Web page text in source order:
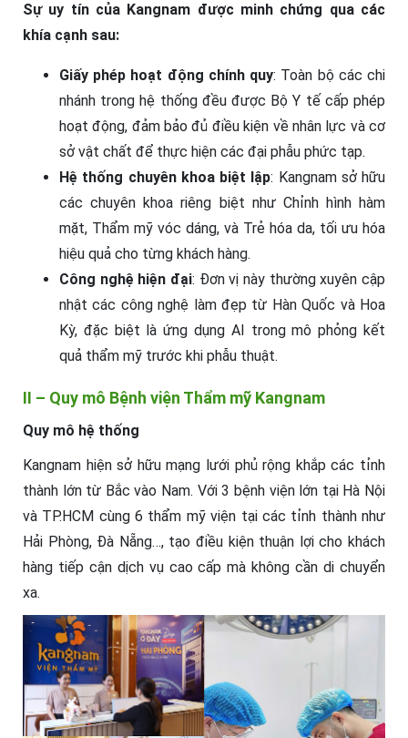
Sự uy tín của Kangnam được minh chứng qua các
khía cạnh sau:
Giấy phép hoạt động chính quy: Toàn bộ các chi
nhánh trong hệ thống đều được Bộ Y tế cấp phép
hoạt động, đảm bảo đủ điều kiện về nhân lực và cơ
sở vật chất để thực hiện các đại phẫu phức tạp.
Hệ thống chuyên khoa biệt lập: Kangnam sở hữu
các chuyên khoa riêng biệt như Chỉnh hình hàm
mặt, Thẩm mỹ vóc dáng, và Trẻ hóa da, tối ưu hóa
hiệu quả cho từng khách hàng.
Công nghệ hiện đại: Đơn vị này thường xuyên cập
nhật các công nghệ làm đẹp từ Hàn Quốc và Hoa
Kỳ, đặc biệt là ứng dụng AI trong mô phỏng kết
quả thẩm mỹ trước khi phẫu thuật.
II – Quy mô Bệnh viện Thẩm mỹ Kangnam
Quy mô hệ thống
Kangnam hiện sở hữu mạng lưới phủ rộng khắp các tỉnh
thành lớn từ Bắc vào Nam. Với 3 bệnh viện lớn tại Hà Nội
và TP.HCM cùng 6 thẩm mỹ viện tại các tỉnh thành như
Hải Phòng, Đà Nẵng…, tạo điều kiện thuận lợi cho khách
hàng tiếp cận dịch vụ cao cấp mà không cần di chuyển
xa.